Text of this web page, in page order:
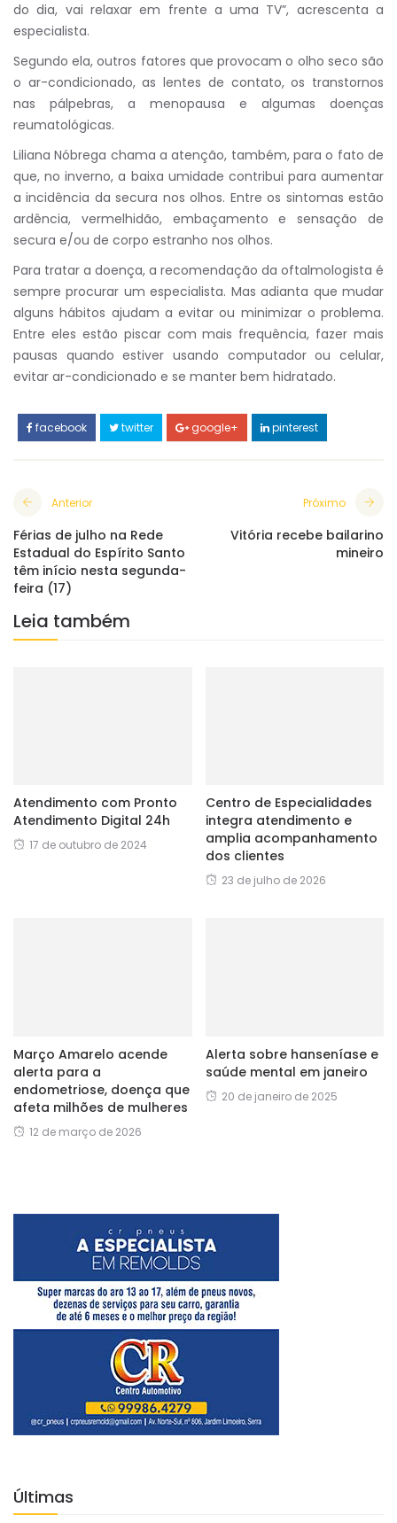
do dia, vai relaxar em frente a uma TV”, acrescenta a
especialista.
Segundo ela, outros fatores que provocam o olho seco são
o ar-condicionado, as lentes de contato, os transtornos
nas pálpebras, a menopausa e algumas doenças
reumatológicas.
Liliana Nóbrega chama a atenção, também, para o fato de
que, no inverno, a baixa umidade contribui para aumentar
a incidência da secura nos olhos. Entre os sintomas estão
ardência, vermelhidão, embaçamento e sensação de
secura e/ou de corpo estranho nos olhos.
Para tratar a doença, a recomendação da oftalmologista é
sempre procurar um especialista. Mas adianta que mudar
alguns hábitos ajudam a evitar ou minimizar o problema.
Entre eles estão piscar com mais frequência, fazer mais
pausas quando estiver usando computador ou celular,
evitar ar-condicionado e se manter bem hidratado.
facebook twitter google+ pinterest
Anterior
Férias de julho na Rede
Estadual do Espírito Santo
têm início nesta segunda-
feira (17)
Próximo
Vitória recebe bailarino
mineiro
Leia também
Atendimento com Pronto
Atendimento Digital 24h
17 de outubro de 2024
Centro de Especialidades
integra atendimento e
amplia acompanhamento
dos clientes
23 de julho de 2026
Março Amarelo acende
alerta para a
endometriose, doença que
afeta milhões de mulheres
12 de março de 2026
Alerta sobre hanseníase e
saúde mental em janeiro
20 de janeiro de 2025
Últimas